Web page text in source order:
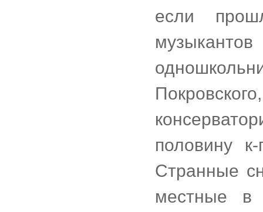
если
половину
Странные
местные в